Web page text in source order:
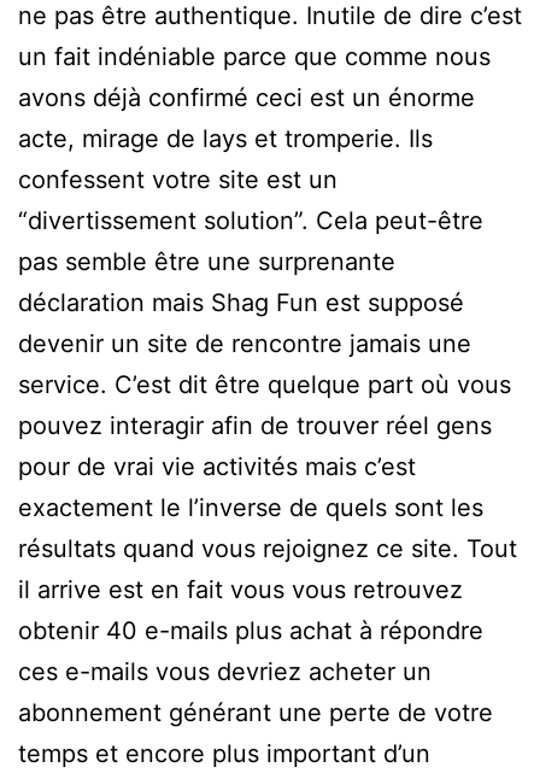
ne pas être authentique. Inutile de dire c’est
un fait indéniable parce que comme nous
avons déjà confirmé ceci est un énorme
acte, mirage de lays et tromperie. Ils
confessent votre site est un
“divertissement solution”. Cela peut-être
pas semble être une surprenante
déclaration mais Shag Fun est supposé
devenir un site de rencontre jamais une
service. C’est dit être quelque part où vous
pouvez interagir afin de trouver réel gens
pour de vrai vie activités mais c’est
exactement le l’inverse de quels sont les
résultats quand vous rejoignez ce site. Tout
il arrive est en fait vous vous retrouvez
obtenir 40 e-mails plus achat à répondre
ces e-mails vous devriez acheter un
abonnement générant une perte de votre
temps et encore plus important d’un